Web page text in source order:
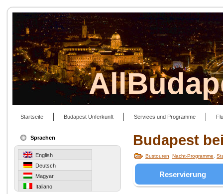
Startseite Budapest Unferkunft Services und Programme
Sprachen
English
Deutsch
Magyar
Italiano
Budapest
Bustouren Nacht-Programme
Reservierung